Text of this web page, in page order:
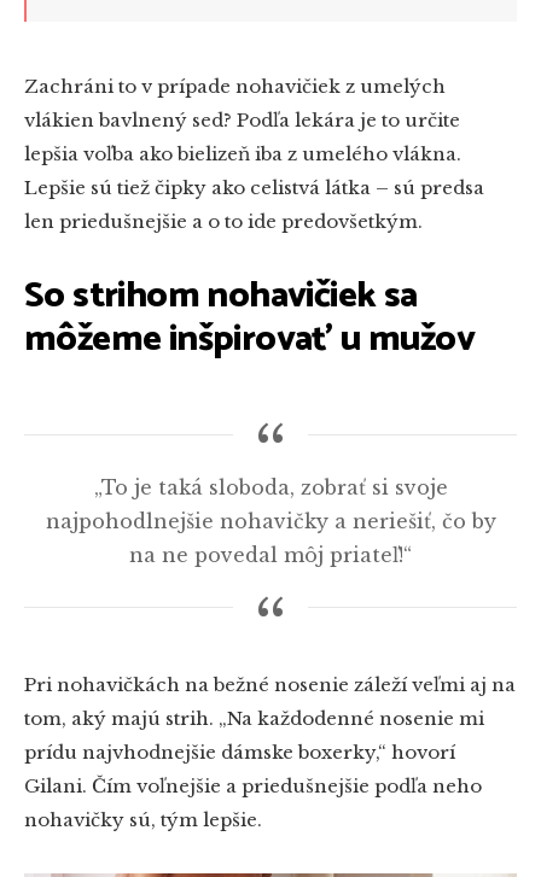
Zachráni to v prípade nohavičiek z umelých
vlákien bavlnený sed? Podľa lekára je to určite
lepšia voľba ako bielizeň iba z umelého vlákna.
Lepšie sú tiež čipky ako celistvá látka – sú predsa
len priedušnejšie a o to ide predovšetkým.
So strihom nohavičiek sa
môžeme inšpirovať u mužov
„To je taká sloboda, zobrať si svoje
najpohodlnejšie nohavičky a neriešiť, čo by
na ne povedal môj priateľ!“
Pri nohavičkách na bežné nosenie záleží veľmi aj na
tom, aký majú strih. „Na každodenné nosenie mi
prídu najvhodnejšie dámske boxerky,“ hovorí
Gilani. Čím voľnejšie a priedušnejšie podľa neho
nohavičky sú, tým lepšie.